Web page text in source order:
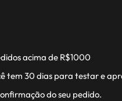
acima de R$1000
tem 30 dias para testar e
do seu pedido.